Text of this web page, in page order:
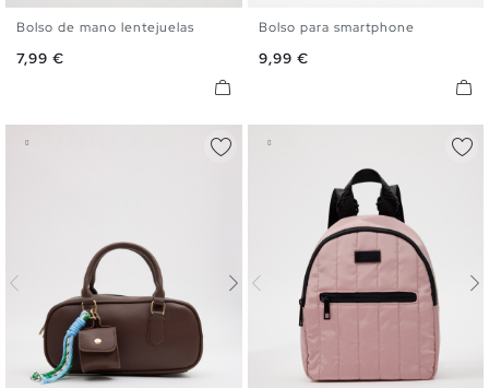
Bolso de mano lentejuelas
Precio
7,99 €
Bolso para smartphone
Precio
9,99 €